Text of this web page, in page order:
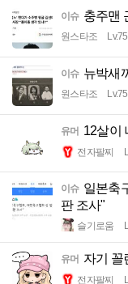
이슈 충주맨
원스타조 Lv.75
이슈 뉴박새
원스타조 Lv.75
유머 12살이
전자팔찌
이슈 일본축
판 조사"
슬기로움
유머 자기 꼴
전자팔찌